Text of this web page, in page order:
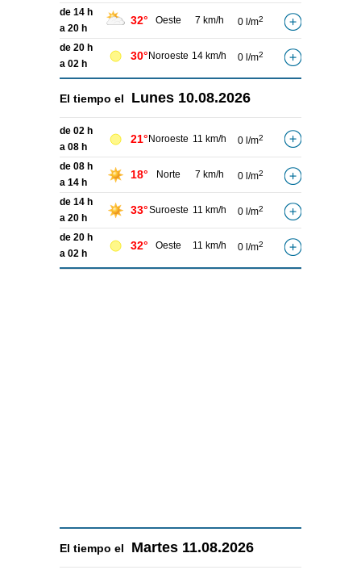
de 14 h
a 20 h
32° Oeste 7 km/h 0 l/m2
de 20 h
a 02 h
30° Noroeste 14 km/h 0 l/m2
El tiempo el Lunes 10.08.2026
de 02 h
a 08 h
21° Noroeste 11 km/h 0 l/m2
de 08 h
a 14 h
18° Norte 7 km/h 0 l/m2
de 14 h
a 20 h
33°Suroeste 11 km/h 0 l/m2
de 20 h
a 02 h
32° Oeste 11 km/h 0 l/m2
El tiempo el Martes 11.08.2026